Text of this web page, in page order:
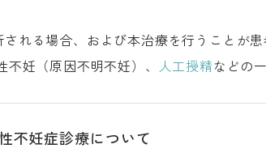
される場合、および本治療を行うことが
不妊（原因不明不妊）、 人工授精などの一般
不妊症診療について